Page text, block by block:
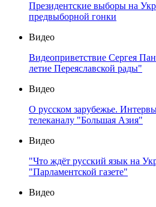
Президентские выборы на
предвыборной гонки
Видео
Видеоприветствие Сергея
летие Переяславской рады"
Видео
О русском зарубежье.
телеканалу "Большая Азия"
Видео
"Что ждёт русский язык на
"Парламентской газете"
Видео